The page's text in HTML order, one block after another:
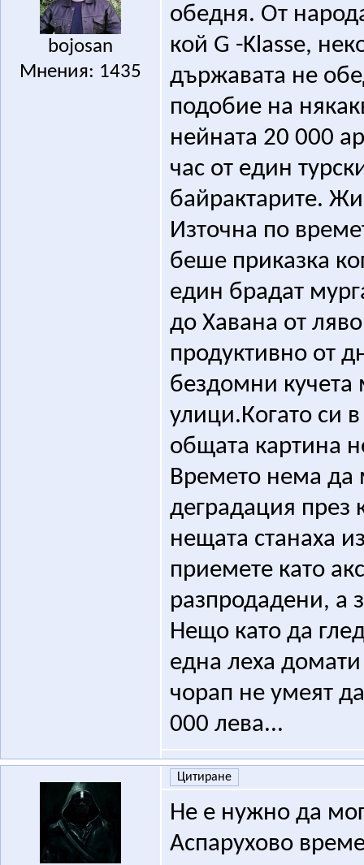
bojosan
Мнения: 1435
обедня. От
кой G -Klasse,
държавата не
подобие на
нейната 20 000
час от един
байрактарите.
Източна по
беше приказка
един брадат
до Хавана от
продуктивно от
бездомни кучета
улици.Когато си
общата картина
Времето нема да
деградация
нещата станаха
приемете като
разпродадени, а
Нещо като да
една леха
чорап не умеят
000 лева...
Цитиране
Не е нужно да
Аспарухово